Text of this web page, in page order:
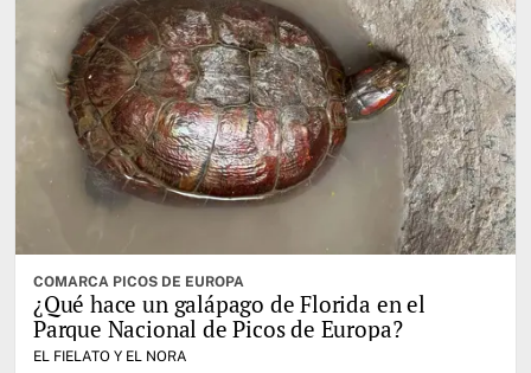
COMARCA PICOS DE EUROPA
¿Qué hace un galápago de Florida en el
Parque Nacional de Picos de Europa?
EL FIELATO Y EL NORA